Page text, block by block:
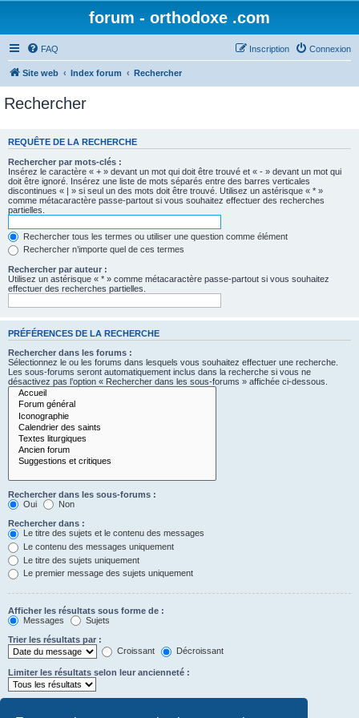
forum - orthodoxe .com
FAQ Connexion
Inscription
Site web Index forum Rechercher
Rechercher
REQUÊTE DE LA RECHERCHE
Rechercher par mots-clés :
Insérez le caractère « + » devant un mot qui doit être trouvé et « - » devant un mot qui
doit être ignoré. Insérez une liste de mots séparés entre des barres verticales
discontinues « | » si seul un des mots doit être trouvé. Utilisez un astérisque « * »
comme métacaractère passe-partout si vous souhaitez effectuer des recherches
partielles.
Rechercher tous les termes ou utiliser une question comme élément
Rechercher n’importe quel de ces termes
Rechercher par auteur :
Utilisez un astérisque « * » comme métacaractère passe-partout si vous souhaitez
effectuer des recherches partielles.
PRÉFÉRENCES DE LA RECHERCHE
Rechercher dans les forums :
Sélectionnez le ou les forums dans lesquels vous souhaitez effectuer une recherche.
Les sous-forums seront automatiquement inclus dans la recherche si vous ne
désactivez pas l’option « Rechercher dans les sous-forums » affichée ci-dessous.
Rechercher dans les sous-forums :
Oui
Non
Rechercher dans :
Le titre des sujets et le contenu des messages
Le contenu des messages uniquement
Le titre des sujets uniquement
Le premier message des sujets uniquement
Afficher les résultats sous forme de :
Messages
Sujets
Trier les résultats par :
Croissant
Décroissant
Limiter les résultats selon leur ancienneté :